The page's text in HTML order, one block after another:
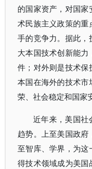
的国家资产，对国
术民族主义政策的
手的竞争力。据此
大本国技术创新能
件；对外则是技术
本国在海外的技术
荣、社会稳定和国家
近年来，美国社
趋势。上至美国政
至智库、学界，为
得技术领域成为美